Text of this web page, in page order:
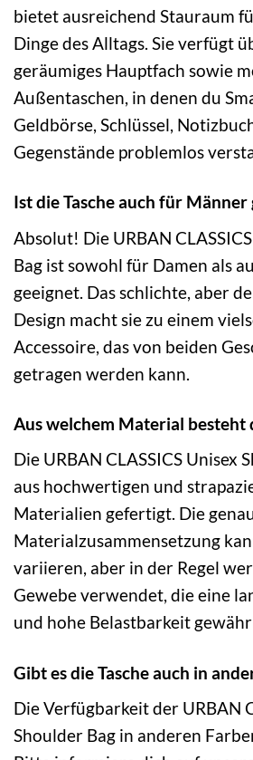
bietet ausreichend Stauraum
Dinge des Alltags. Sie verfügt
geräumiges Hauptfach sowie
Außentaschen, in denen du
Geldbörse, Schlüssel,
Gegenstände problemlos
Ist die Tasche auch für Männer
Absolut! Die URBAN
Bag ist sowohl für Damen als
geeignet. Das schlichte, aber
Design macht sie zu einem
Accessoire, das von beiden
getragen werden kann.
Aus welchem Material besteht
Die URBAN CLASSICS Unisex
aus hochwertigen und
Materialien gefertigt. Die
Materialzusammensetzung
variieren, aber in der Regel
Gewebe verwendet, die eine
und hohe Belastbarkeit
Gibt es die Tasche auch in
Die Verfügbarkeit der URBAN
Shoulder Bag in anderen